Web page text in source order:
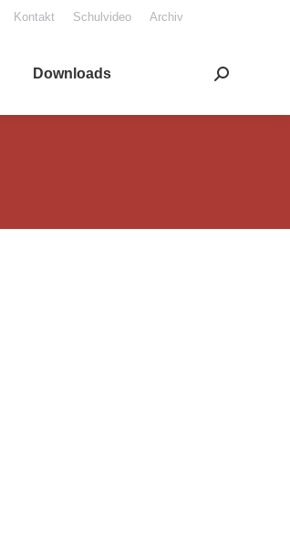
Kon­takt Schul­vi­deo Archiv
Down­loads Search: